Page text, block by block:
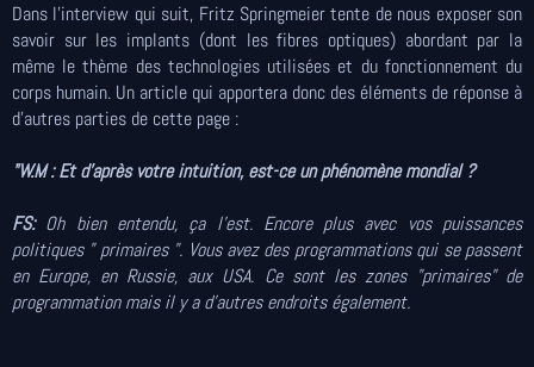
Dans l'interview qui suit, Fritz Springmeier tente de nous exposer son
savoir sur les implants (dont les fibres optiques) abordant par la
même le thème des technologies utilisées et du fonctionnement du
corps humain. Un article qui apportera donc des éléments de réponse à
d'autres parties de cette page :
"W.M : Et d'après votre intuition, est-ce un phénomène mondial ?
FS:Oh bien entendu, ça l'est. Encore plus avec vos puissances
politiques " primaires ". Vous avez des programmations qui se passent
en Europe, en Russie, aux USA. Ce sont les zones "primaires" de
programmation mais il y a d'autres endroits également.